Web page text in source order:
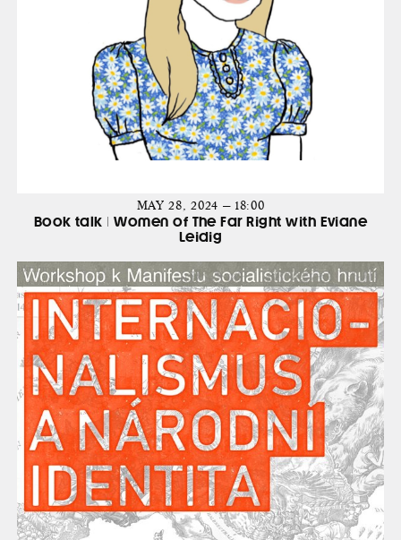
MAY 28, 2024 — 18:00
Book talk | Women of The Far Right with Eviane
Leidig